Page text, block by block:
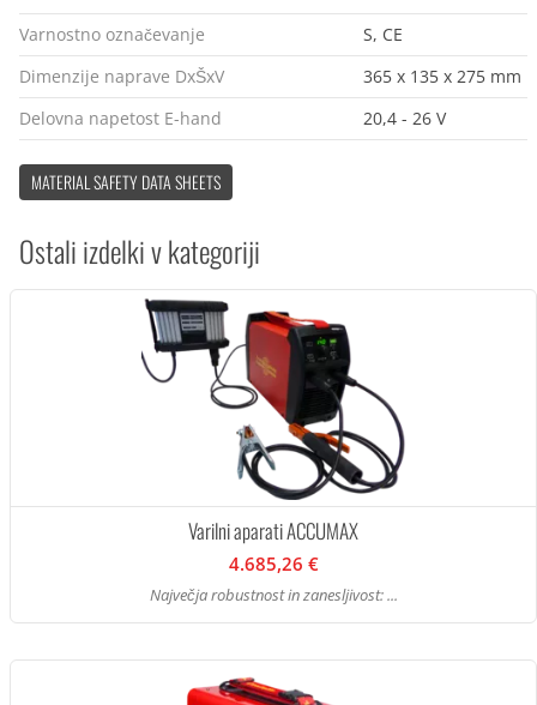
Varnostno označevanje
S, CE
Dimenzije naprave DxŠxV
365 x 135 x 275 mm
Delovna napetost E-hand
20,4 - 26 V
MATERIAL SAFETY DATA SHEETS
Ostali izdelki v kategoriji
Varilni aparati ACCUMAX
4.685,26 €
Največja robustnost in zanesljivost: ...